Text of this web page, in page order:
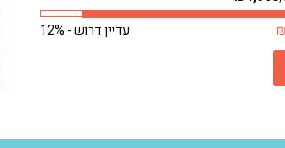
עדיין דרוש - 12%